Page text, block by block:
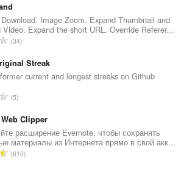
е
н
о
к
:
е
г
о
о
е
н
о
к
:
Image Zoom. Expand Thumbnail and
Video. Expand the short URL. Override Referer...
В
е
г
о
е
н
о
к
34
Streak
current and longest streaks on Github
В
е
г
о
о
5
Clipper
расширение Evernote, чтобы сохранять
материалы из Интернета прямо в свой акк...
В610